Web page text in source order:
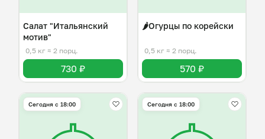
Салат "Итальянский
мотив"
0,5 кг ≈ 2 порц.
730 ₽
🌶️Огурцы по корейски
0,5 кг ≈ 2 порц.
570 ₽
Сегодня с 18:00 Сегодня с 18:00